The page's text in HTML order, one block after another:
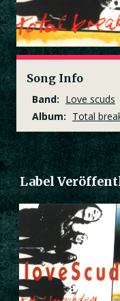
Song Info
Band: Love scuds
Album: Total
Label